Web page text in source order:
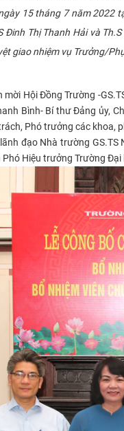
15 tháng 7 năm 2022
Thị Thanh Hải và
giao nhiệm vụ Trưởng/
mời Hội Đồng Trường -
Bình- Bí thư Đảng ủy,
Phó trưởng các
đạo Nhà trường
Hiệu trưởng Trường